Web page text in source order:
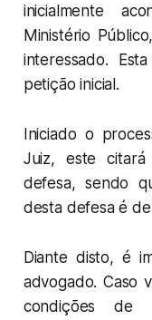
inicialmente
Ministério
interessado.
petição inicial.
Iniciado o
Juiz, este
defesa, sendo
desta defesa é de
Diante disto, é
advogado. Caso
condições de